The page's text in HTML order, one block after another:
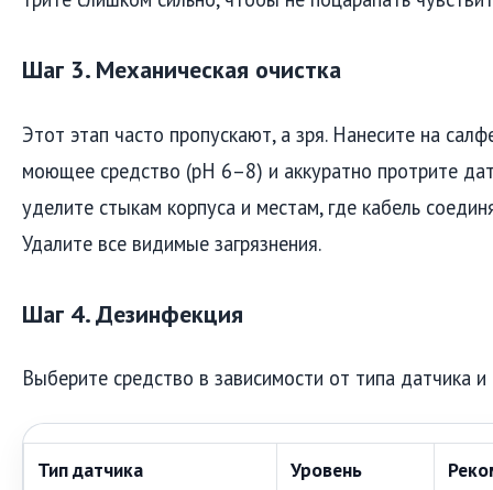
Шаг 3. Механическая очистка
Этот этап часто пропускают, а зря. Нанесите на
моющее средство (pH 6–8) и аккуратно протрите
уделите стыкам корпуса и местам, где кабель
Удалите все видимые загрязнения.
Шаг 4. Дезинфекция
Выберите средство в зависимости от типа датчика и
Тип датчика
Уровень